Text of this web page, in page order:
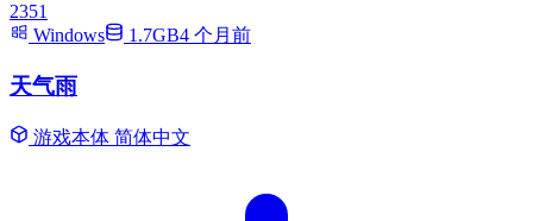
2351
Windows
1.7GB4 个月前
天气雨
游戏本体 简体中文